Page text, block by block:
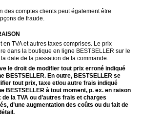
des comptes clients peut également être
de fraude.
en TVA et autres taxes comprises. Le prix
dans la boutique en ligne BESTSELLER sur le
date de la passation de la commande.
le droit de modifier tout prix erroné indiqué
BESTSELLER. En outre, BESTSELLER se
tout prix, taxe et/ou autre frais indiqué
BESTSELLER à tout moment, p. ex. en raison
la TVA ou d’autres frais et charges
d’une augmentation des coûts ou du fait de